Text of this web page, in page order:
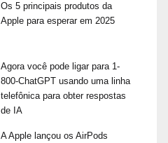
Os 5 principais produtos da
Apple para esperar em 2025
Agora você pode ligar para 1-
800-ChatGPT usando uma linha
telefônica para obter respostas
de IA
A Apple lançou os AirPods